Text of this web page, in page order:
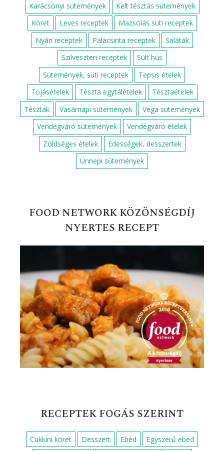
Karácsonyi sütemények
Kelt tésztás sütemények
Köret
Leves receptek
Mazsolás süti receptek
Nyári receptek
Palacsinta receptek
Saláták
Szilveszteri receptek
Sült hús
Sütemények, süti receptek
Tepsis ételek
Tojásételek
Tészta egytálételek
Tésztaételek
Tészták
Vasárnapi sütemények
Vega sütemények
Vendégváró sütemények
Vendégváró ételek
Zöldséges ételek
Édességek, desszertek
Ünnepi sütemények
FOOD NETWORK KÖZÖNSÉGDÍJ
NYERTES RECEPT
RECEPTEK FOGÁS SZERINT
Cukkini köret Desszert Ebéd
Egyszerű ebéd